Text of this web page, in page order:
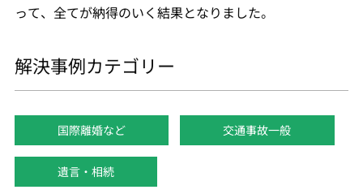
って、全てが納得のいく結果となりました。
解決事例カテゴリー
国際離婚など 交通事故一般
遺言・相続